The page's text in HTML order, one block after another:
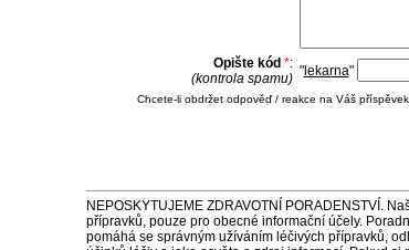
Opište kód *:
(kontrola spamu) "lekarna"
Chcete-li obdržet odpověď / reakce na Váš
NEPOSKYTUJEME ZDRAVOTNÍ PORADENSTVÍ.
přípravků, pouze pro obecné informační účely.
pomáhá se správným užíváním léčivých přípravků,